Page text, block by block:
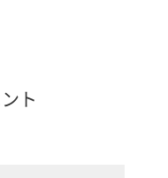
ト